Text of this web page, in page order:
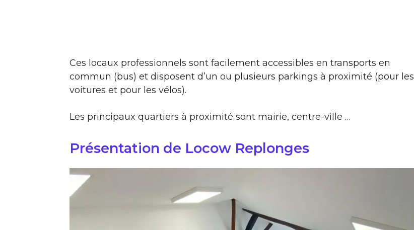
Ces locaux professionnels sont facilement accessibles en transports en
commun (bus) et disposent d’un ou plusieurs parkings à proximité (pour les
voitures et pour les vélos).
Les principaux quartiers à proximité sont mairie, centre-ville …
Présentation de Locow Replonges